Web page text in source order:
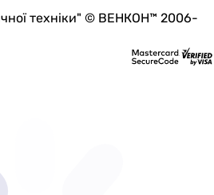
техніки" © ВЕНКОН™ 2006-